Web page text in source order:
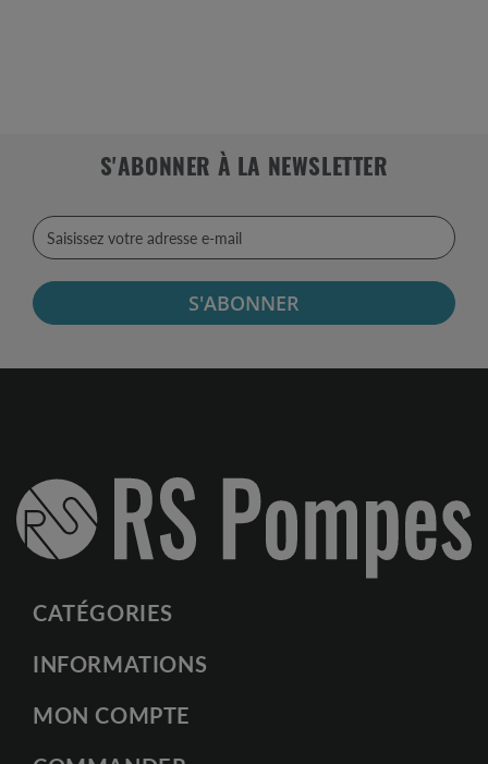
S'ABONNER À LA NEWSLETTER
S'ABONNER
CATÉGORIES
INFORMATIONS
MON COMPTE